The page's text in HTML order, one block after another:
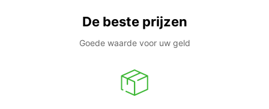
De beste prijzen
Goede waarde voor uw geld